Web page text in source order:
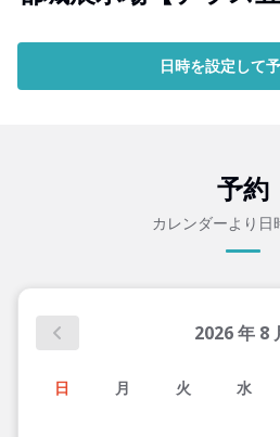
日時を設定して
予約
カレンダーより日
2026年 8
日 月 火 水